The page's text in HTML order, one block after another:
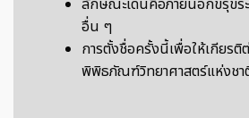
ลักษณะเด่นคือภายนอกขรุขร
อื่น ๆ
การตั้งชื่อครั้งนี้เพื่อให้เกียรติ
พิพิธภัณฑ์วิทยาศาสตร์แห่งชา